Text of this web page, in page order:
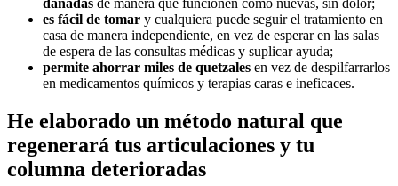
dañadas de manera que funcionen como nuevas, sin dolor;
es fácil de tomar y cualquiera puede seguir el tratamiento en
casa de manera independiente, en vez de esperar en las salas
de espera de las consultas médicas y suplicar ayuda;
permite ahorrar miles de quetzales en vez de despilfarrarlos
en medicamentos químicos y terapias caras e ineficaces.
He elaborado un método natural que
regenerará tus articulaciones y tu
columna deterioradas